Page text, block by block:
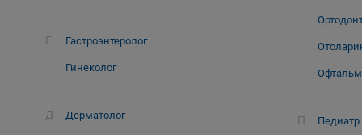
Г Гастроэнтеролог
Гинеколог
Д Дерматолог П Педиатр